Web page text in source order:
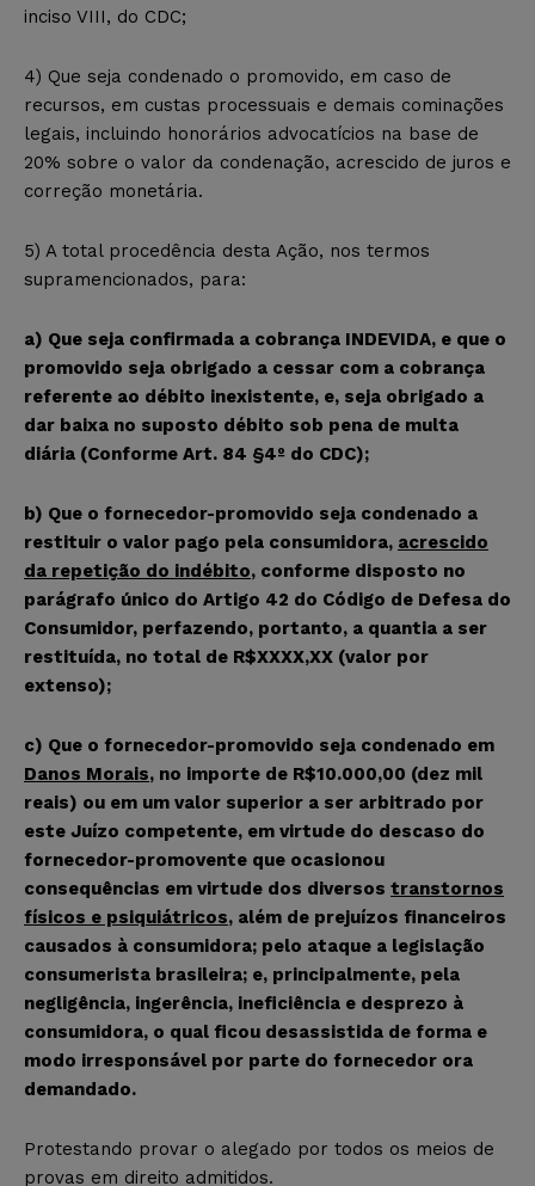
inciso VIII, do CDC;
4) Que seja condenado o promovido, em caso de
recursos, em custas processuais e demais cominações
legais, incluindo honorários advocatícios na base de
20% sobre o valor da condenação, acrescido de juros e
correção monetária.
5) A total procedência desta Ação, nos termos
supramencionados, para:
a) Que seja confirmada a cobrança INDEVIDA, e que o
promovido seja obrigado a cessar com a cobrança
referente ao débito inexistente, e, seja obrigado a
dar baixa no suposto débito sob pena de multa
diária (Conforme Art. 84 §4º do CDC);
b) Que o fornecedor-promovido seja condenado a
restituir o valor pago pela consumidora, acrescido
da repetição do indébito, conforme disposto no
parágrafo único do Artigo 42 do Código de Defesa do
Consumidor, perfazendo, portanto, a quantia a ser
restituída, no total de R$XXXX,XX (valor por
extenso);
c) Que o fornecedor-promovido seja condenado em
Danos Morais, no importe de R$10.000,00 (dez mil
reais) ou em um valor superior a ser arbitrado por
este Juízo competente, em virtude do descaso do
fornecedor-promovente que ocasionou
consequências em virtude dos diversos transtornos
físicos e psiquiátricos, além de prejuízos financeiros
causados à consumidora; pelo ataque a legislação
consumerista brasileira; e, principalmente, pela
negligência, ingerência, ineficiência e desprezo à
consumidora, o qual ficou desassistida de forma e
modo irresponsável por parte do fornecedor ora
demandado.
Protestando provar o alegado por todos os meios de
provas em direito admitidos.